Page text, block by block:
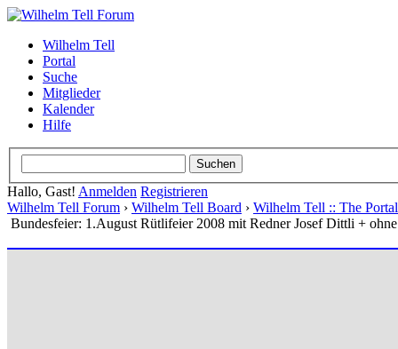
Wilhelm Tell
Portal
Suche
Mitglieder
Kalender
Hilfe
Hallo, Gast! Anmelden Registrieren
Wilhelm Tell Forum › Wilhelm Tell Board › Wilhelm Tell :: The
Bundesfeier: 1.August Rütlifeier 2008 mit Redner Josef Dittli +